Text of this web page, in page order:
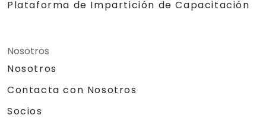
Plataforma de Impartición de Capacitación
Nosotros
Nosotros
Contacta con Nosotros
Socios